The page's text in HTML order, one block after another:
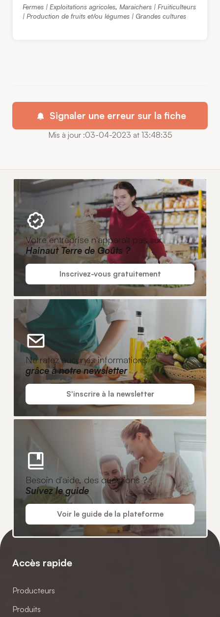
Fermes | Exploitations agricoles, Maraichers | Fruiticulteurs
| Production de fruits et/ou légumes | Grandes cultures
Signaler une erreur sur la fiche
Mis à jour :03-04-2023 at 13:48:35
Votre entreprise n'apparaît pas sur
Hainaut Terre de Goûts ?
Inscrivez-vous gratuitement
Ne ratez aucunes informations
grâce à notre newsletter
S'inscrire à la newsletter
Besoin d'aide, des questions ?
Suivez le guide
Voir le guide de la plateforme
Accès rapide
Producteurs
Produits